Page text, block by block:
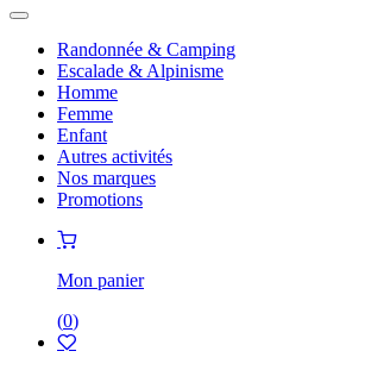
Randonnée & Camping
Escalade & Alpinisme
Homme
Femme
Enfant
Autres activités
Nos marques
Promotions
Mon panier
(0)